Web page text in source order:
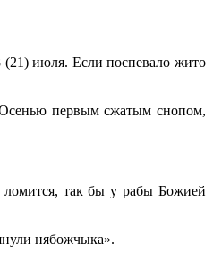
июля. Если поспевало жито
первым сжатым снопом,
ломится, так бы у рабы Божией
нябожчыка».